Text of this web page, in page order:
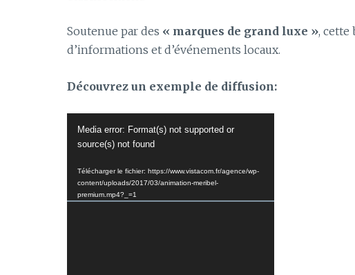
Soutenue par des « marques de grand luxe », cette
d’informations et d’événements locaux.
Découvrez un exemple de diffusion:
vidéo
Media error: Format(s) not supported or
source(s) not found
Télécharger le fichier: https://www.vistacom.fr/agence/wp-
content/uploads/2017/03/animation-meribel-
premium.mp4?_=1